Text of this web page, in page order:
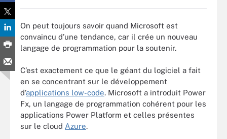
On peut toujours savoir quand Microsoft est
convaincu d’une tendance, car il crée un nouveau
langage de programmation pour la soutenir.
C’est exactement ce que le géant du logiciel a fait
en se concentrant sur le développement
d’applications low-code. Microsoft a introduit Power
Fx, un langage de programmation cohérent pour les
applications Power Platform et celles présentes
sur le cloud Azure.